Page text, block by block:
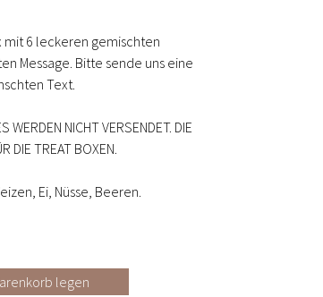
mit 6 leckeren gemischten
Message. Bitte sende uns eine
Text.
WERDEN NICHT VERSENDET. DIE
DIE TREAT BOXEN.
Ei, Nüsse, Beeren.